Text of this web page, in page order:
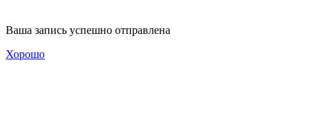
Ваша запись успешно отправлена
Хорошо